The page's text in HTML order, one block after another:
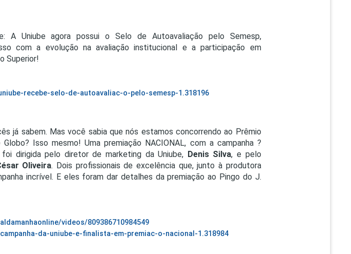
A Uniube agora possui o Selo de Autoavaliação pelo Semesp,
com a evolução na avaliação institucional e a participação em
Superior!
recebe-selo-de-autoavaliac-o-pelo-semesp-1.318196
já sabem. Mas você sabia que nós estamos concorrendo ao Prêmio
Isso mesmo! Uma premiação NACIONAL, com a campanha ?
dirigida pelo diretor de marketing da Uniube, Denis Silva, e pelo
Oliveira. Dois profissionais de excelência que, junto à produtora
incrível. E eles foram dar detalhes da premiação ao Pingo do J.
videos/809386710984549
da-uniube-e-finalista-em-premiac-o-nacional-1.318984